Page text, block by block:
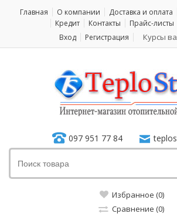
Главная О компании Доставка и оплата
Кредит
Контакты Прайс-листы
Вход
Регистрация Курсы
097 951 77 84
Избранное (0)
Сравнение (0)